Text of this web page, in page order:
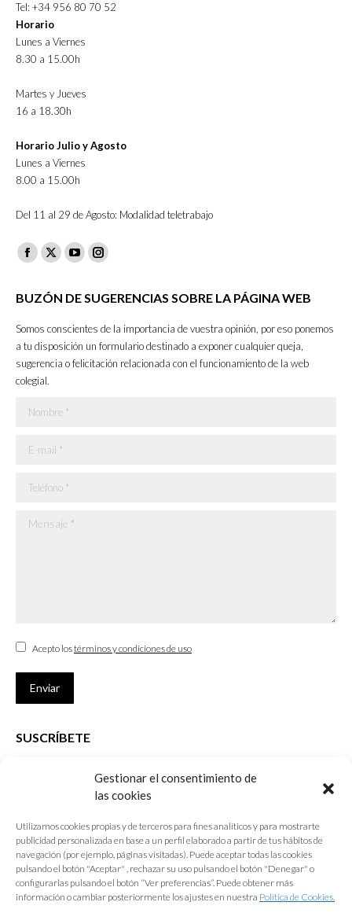
Gestionar el consentimiento de
las cookies
Utilizamos cookies propias y de terceros para fines analíticos y para mostrarte
publicidad personalizada en base a un perfil elaborado a partir de tus hábitos de
navegación (por ejemplo, páginas visitadas). Puede aceptar todas las cookies
pulsando el botón "Aceptar" , rechazar su uso pulsando el botón "Denegar" o
configurarlas pulsando el botón “Ver preferencias”. Puede obtener más
información o cambiar posteriormente los ajustes en nuestra Política de Cookies.
Tel: +34 956 80 70 52
Horario
Lunes a Viernes
8.30 a 15.00h
Martes y Jueves
16 a 18.30h
Horario Julio y Agosto
Lunes a Viernes
8.00 a 15.00h
Del 11 al 29 de Agosto: Modalidad teletrabajo
Facebook
opens
new
window
X
opens
new
window
YouTube
opens
new
window
Instagram
opens
in
new
window
BUZÓN DE SUGERENCIAS SOBRE LA PÁGINA WEB
Somos conscientes de la importancia de vuestra opinión, por eso ponemos
a tu disposición un formulario destinado a exponer cualquier queja,
sugerencia o felicitación relacionada con el funcionamiento de la web
colegial.
Nombre *
E-mail *
Teléfono *
Mensaje *
Acepto lostérminos y condiciones de uso
Enviar
SUSCRÍBETE
que desarrolla el Colegio de Arquitectos de Cádiz
E-mail *
Acepto lostérminos y condiciones de uso